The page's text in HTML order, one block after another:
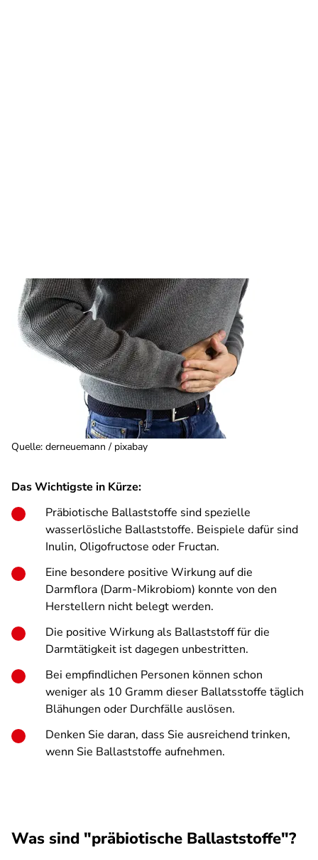
Quelle: derneuemann / pixabay
Das Wichtigste in Kürze:
Präbiotische Ballaststoffe sind spezielle
wasserlösliche Ballaststoffe. Beispiele dafür sind
Inulin, Oligofructose oder Fructan.
Eine besondere positive Wirkung auf die
Darmflora (Darm-Mikrobiom) konnte von den
Herstellern nicht belegt werden.
Die positive Wirkung als Ballaststoff für die
Darmtätigkeit ist dagegen unbestritten.
Bei empfindlichen Personen können schon
weniger als 10 Gramm dieser Ballatsstoffe täglich
Blähungen oder Durchfälle auslösen.
Denken Sie daran, dass Sie ausreichend trinken,
wenn Sie Ballaststoffe aufnehmen.
Was sind "präbiotische Ballaststoffe"?